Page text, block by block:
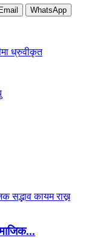
Email WhatsApp
ध्रुवीकृत